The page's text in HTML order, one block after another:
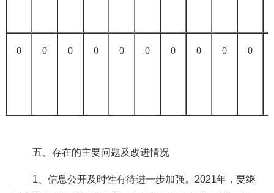
0 0 0 0 0 0 0 0 0 0
五、存在的主要问题及改进情况
1、信息公开及时性有待进一步加强。2021年，要继